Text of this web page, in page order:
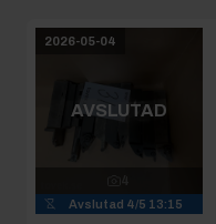
2026-05-04
AVSLUTAD
Avslutad 4/5 13:15